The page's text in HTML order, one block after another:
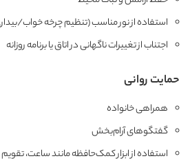
استفاده از نور مناسب (تنظیم چرخه خواب/
اجتناب از تغییرات ناگهانی در اتاق یا برنامه روزانه
حمایت روانی
همراهی خانواده
گفتگوهای آرام‌بخش
استفاده از ابزار کمک‌حافظه مانند ساعت،